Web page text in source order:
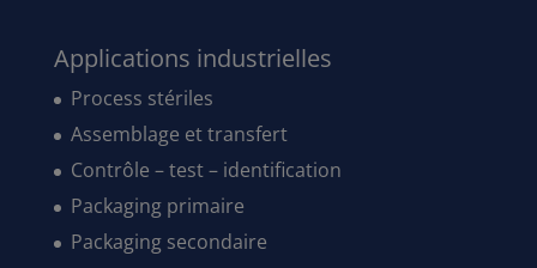
Applications industrielles
Process stériles
Assemblage et transfert
Contrôle – test – identification
Packaging primaire
Packaging secondaire